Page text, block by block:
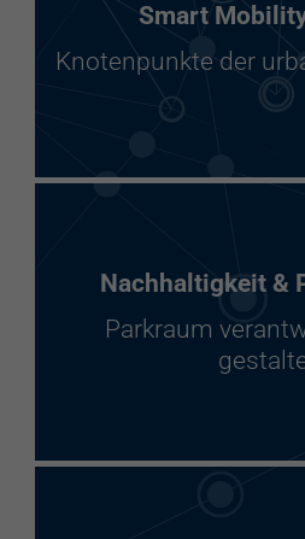
Smart
Knotenpunkte der
Nachhaltigkeit &
Parkraum